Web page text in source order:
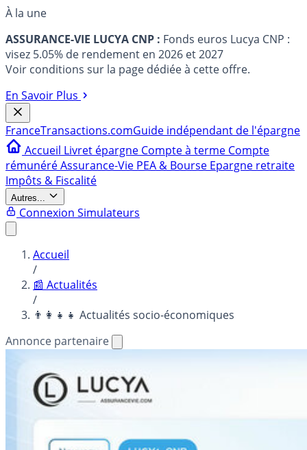
À la une
ASSURANCE-VIE LUCYA CNP : Fonds euros Lucya CNP :
visez 5.05% de rendement en 2026 et 2027
Voir conditions sur la page dédiée à cette offre.
En Savoir Plus
FranceTransactions.comGuide indépendant de l'épargne
Accueil Livret épargne Compte à terme Compte
rémunéréAssurance-Vie PEA & Bourse Epargne retraite
Impôts & Fiscalité
Autres...
Connexion Simulateurs
Accueil
/
📰 Actualités
/
👨‍👩‍👧‍👧 Actualités socio-économiques
Annonce partenaire